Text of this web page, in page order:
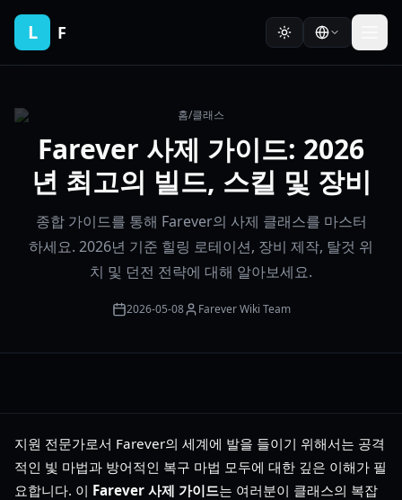
L F
홈/클래스
Farever 사제 가이드: 2026
년 최고의 빌드, 스킬 및 장비
종합 가이드를 통해 Farever의 사제 클래스를 마스터
하세요. 2026년 기준 힐링 로테이션, 장비 제작, 탈것 위
치 및 던전 전략에 대해 알아보세요.
2026-05-08 Farever Wiki Team
지원 전문가로서 Farever의 세계에 발을 들이기 위해서는 공격
적인 빛 마법과 방어적인 복구 마법 모두에 대한 깊은 이해가 필
요합니다. 이 Farever 사제 가이드는 여러분이 클래스의 복잡